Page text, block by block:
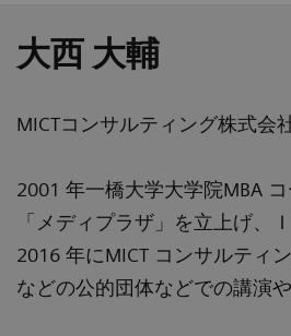
大西 大輔
MICTコンサルティング株式
2001 年一橋大学大学院MBA
「メディプラザ」を立上げ、
2016 年にMICT コンサルティ
などの公的団体などでの講演や